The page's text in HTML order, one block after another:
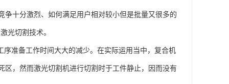
十分激烈、如何满足用户相对较小但是批量又很多的
光切割技术。
准备工作时间大大的减少。在实际运用当中，复合机
，然而激光切割机进行切割时于工件静止，因而没有